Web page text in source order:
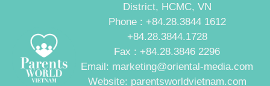
District, HCMC, VN
Phone : +84.28.3844 1612
+84.28.3844.1728
Fax : +84.28.3846 2296
Email: marketing@oriental-media.com
Website: parentsworldvietnam.com